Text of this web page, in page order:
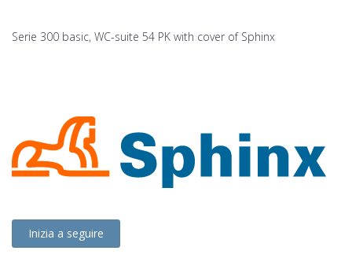
Serie 300 basic, WC-suite 54 PK with cover of Sphinx
Inizia a seguire